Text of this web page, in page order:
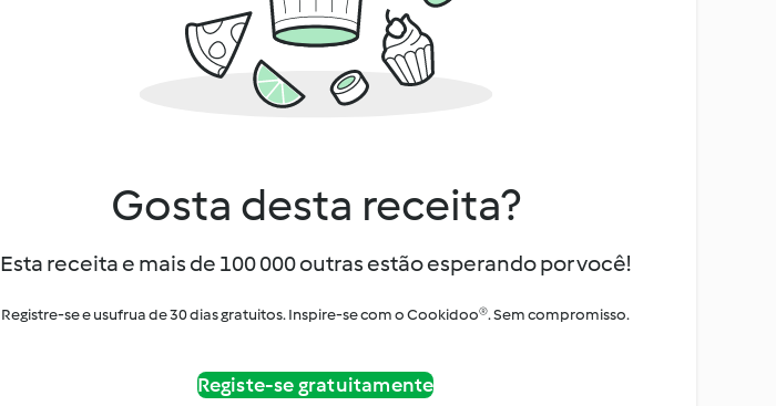
Gosta desta receita?
Esta receita e mais de 100 000 outras estão esperando por você!
Registre-se e usufrua de 30 dias gratuitos. Inspire-se com o Cookidoo®. Sem compromisso.
Registe-se gratuitamente